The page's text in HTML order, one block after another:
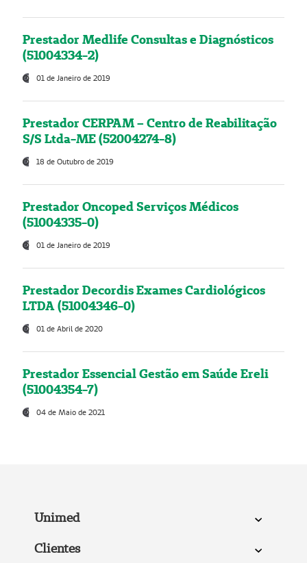
Prestador Medlife Consultas e Diagnósticos
(51004334-2)
01 de Janeiro de 2019
Prestador CERPAM – Centro de Reabilitação
S/S Ltda-ME (52004274-8)
18 de Outubro de 2019
Prestador Oncoped Serviços Médicos
(51004335-0)
01 de Janeiro de 2019
Prestador Decordis Exames Cardiológicos
LTDA (51004346-0)
01 de Abril de 2020
Prestador Essencial Gestão em Saúde Ereli
(51004354-7)
04 de Maio de 2021
Unimed
Clientes